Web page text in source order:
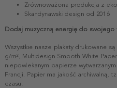
Zrównoważona produkcja z
Skandynawski design od 2016
Dodaj muzyczną energię do swojego
Wszystkie nasze plakaty drukowane
g/m², Multidesign Smooth White
niepowlekanym papierze
Francji. Papier ma jakość archiwalną,
czasu.